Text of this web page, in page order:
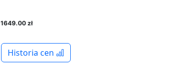
1649.00 zł
Historia cen